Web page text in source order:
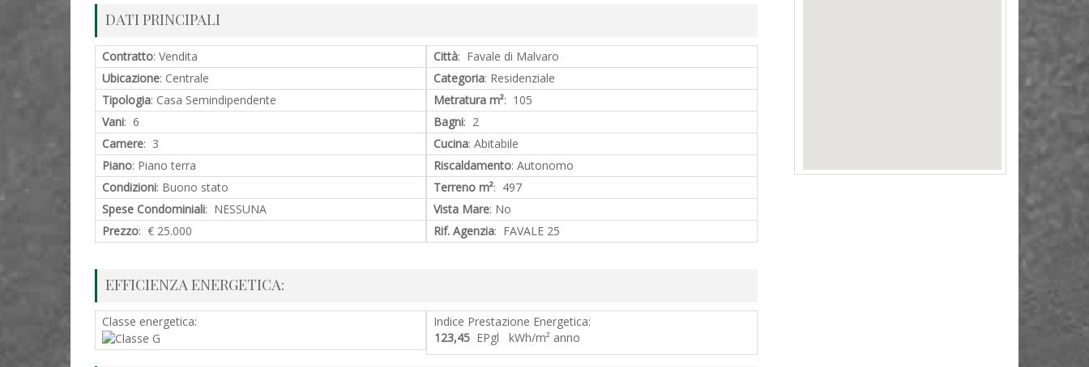
DATI PRINCIPALI
Contratto: Vendita Città: Favale di Malvaro
Ubicazione: Centrale Categoria: Residenziale
Tipologia: Casa Semindipendente Metratura m²: 105
Vani: 6 Bagni: 2
Camere: 3 Cucina: Abitabile
Piano: Piano terra Riscaldamento: Autonomo
Condizioni: Buono stato Terreno m²: 497
Spese Condominiali: NESSUNA Vista Mare: No
Prezzo: € 25.000 Rif. Agenzia: FAVALE 25
EFFICIENZA ENERGETICA:
Classe energetica:
Indice Prestazione Energetica:
123,45EPgl kWh/m² anno